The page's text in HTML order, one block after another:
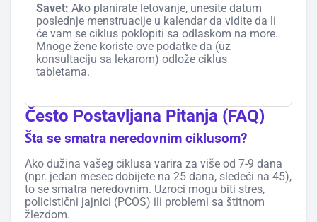
Savet: Ako planirate letovanje, unesite datum
poslednje menstruacije u kalendar da vidite da li
će vam se ciklus poklopiti sa odlaskom na more.
Mnoge žene koriste ove podatke da (uz
konsultaciju sa lekarom) odlože ciklus
tabletama.
Često Postavljana Pitanja (FAQ)
Šta se smatra neredovnim ciklusom?
Ako dužina vašeg ciklusa varira za više od 7-9 dana
(npr. jedan mesec dobijete na 25 dana, sledeći na 45),
to se smatra neredovnim. Uzroci mogu biti stres,
policistični jajnici (PCOS) ili problemi sa štitnom
žlezdom.